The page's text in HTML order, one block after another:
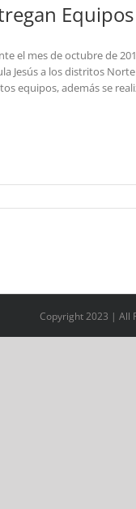
el mes de octubre de
Jesús a los distritos
equipos, además se
Copyright 2023 | All